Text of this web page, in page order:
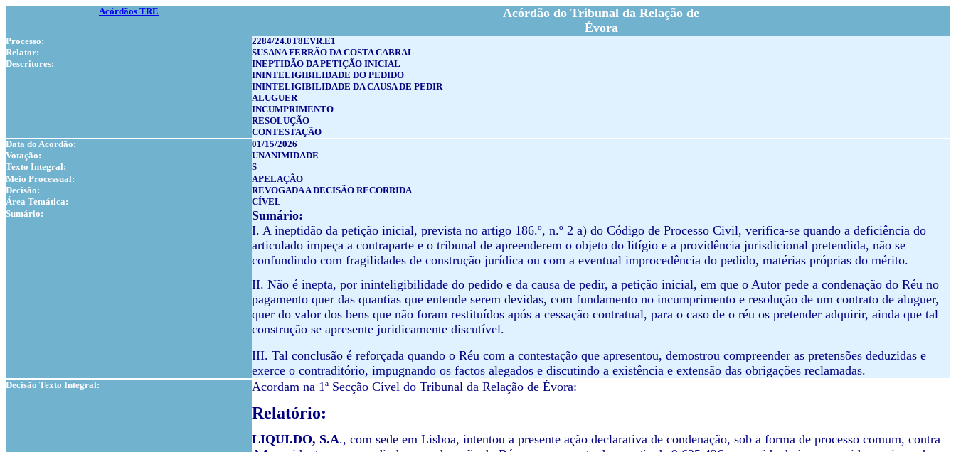
Acórdãos TRE
Acórdão do Tribunal da Relação de
Évora
Processo:
2284/24.0T8EVR.E1
Relator:
SUSANA FERRÃO DA COSTA CABRAL
Descritores:
INEPTIDÃO DA PETIÇÃO INICIAL
ININTELIGIBILIDADE DO PEDIDO
ININTELIGIBILIDADE DA CAUSA DE PEDIR
ALUGUER
INCUMPRIMENTO
RESOLUÇÃO
CONTESTAÇÃO
Data do Acordão:
01/15/2026
Votação:
UNANIMIDADE
Texto Integral:
S
Meio Processual:
APELAÇÃO
Decisão:
REVOGADA A DECISÃO RECORRIDA
Área Temática:
CÍVEL
Sumário:
Sumário:
I. A ineptidão da petição inicial, prevista no artigo 186.º, n.º 2 a) do Código de Processo Civil, verifica-se quando a deficiência do
articulado impeça a contraparte e o tribunal de apreenderem o objeto do litígio e a providência jurisdicional pretendida, não se
confundindo com fragilidades de construção jurídica ou com a eventual improcedência do pedido, matérias próprias do mérito.
II. Não é inepta, por ininteligibilidade do pedido e da causa de pedir, a petição inicial, em que o Autor pede a condenação do Réu no
pagamento quer das quantias que entende serem devidas, com fundamento no incumprimento e resolução de um contrato de aluguer,
quer do valor dos bens que não foram restituídos após a cessação contratual, para o caso de o réu os pretender adquirir, ainda que tal
construção se apresente juridicamente discutível.
III. Tal conclusão é reforçada quando o Réu com a contestação que apresentou, demostrou compreender as pretensões deduzidas e
exerce o contraditório, impugnando os factos alegados e discutindo a existência e extensão das obrigações reclamadas.
Decisão Texto Integral: Acordam na 1ª Secção Cível do Tribunal da Relação de Évora:
Relatório:
LIQUI.DO, S.A., com sede em Lisboa, intentou a presente ação declarativa de condenação, sob a forma de processo comum, contra